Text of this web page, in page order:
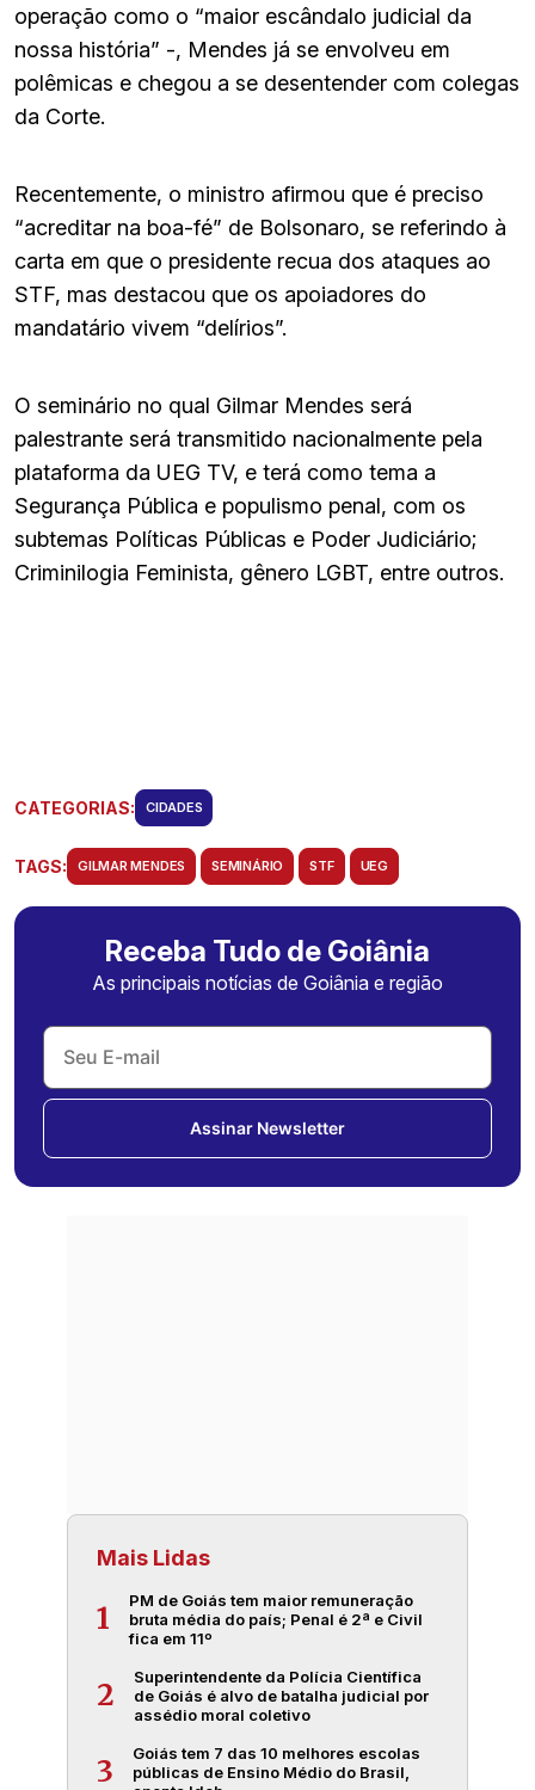
operação como o “maior escândalo judicial da
nossa história” -, Mendes já se envolveu em
polêmicas e chegou a se desentender com colegas
da Corte.
Recentemente, o ministro afirmou que é preciso
“acreditar na boa-fé” de Bolsonaro, se referindo à
carta em que o presidente recua dos ataques ao
STF, mas destacou que os apoiadores do
mandatário vivem “delírios”.
O seminário no qual Gilmar Mendes será
palestrante será transmitido nacionalmente pela
plataforma da UEG TV, e terá como tema a
Segurança Pública e populismo penal, com os
subtemas Políticas Públicas e Poder Judiciário;
Criminilogia Feminista, gênero LGBT, entre outros.
CATEGORIAS: CIDADES
TAGS: GILMAR MENDES SEMINÁRIO STF UEG
Receba Tudo de Goiânia
As principais notícias de Goiânia e região
Assinar Newsletter
Mais Lidas
1
PM de Goiás tem maior remuneração
bruta média do país; Penal é 2ª e Civil
fica em 11º
2
Superintendente da Polícia Científica
de Goiás é alvo de batalha judicial por
assédio moral coletivo
3
Goiás tem 7 das 10 melhores escolas
públicas de Ensino Médio do Brasil,